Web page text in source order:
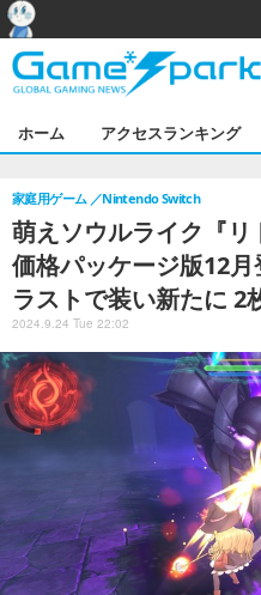
ホーム アクセスランキング
萌えソウルライク『
価格パッケージ版12
ラストで装い新たに 2
家庭用ゲーム Nintendo Switch
2024.9.24 Tue 22:02